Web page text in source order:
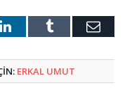
LinkedInTumblr E-
ERKAL UMUT